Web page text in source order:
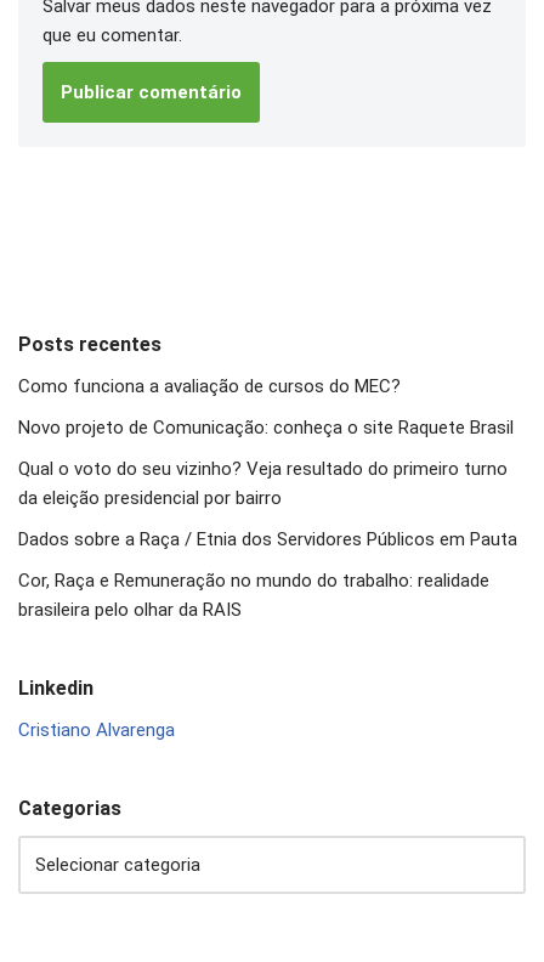
Salvar meus dados neste navegador para a próxima vez
que eu comentar.
Posts recentes
Como funciona a avaliação de cursos do MEC?
Novo projeto de Comunicação: conheça o site Raquete Brasil
Qual o voto do seu vizinho? Veja resultado do primeiro turno
da eleição presidencial por bairro
Dados sobre a Raça / Etnia dos Servidores Públicos em Pauta
Cor, Raça e Remuneração no mundo do trabalho: realidade
brasileira pelo olhar da RAIS
Linkedin
Cristiano Alvarenga
Categorias